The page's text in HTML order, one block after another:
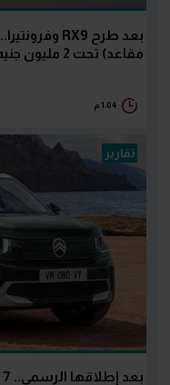
مقاعد) تحت 2 مليون جنيه
1:04 م
تقارير